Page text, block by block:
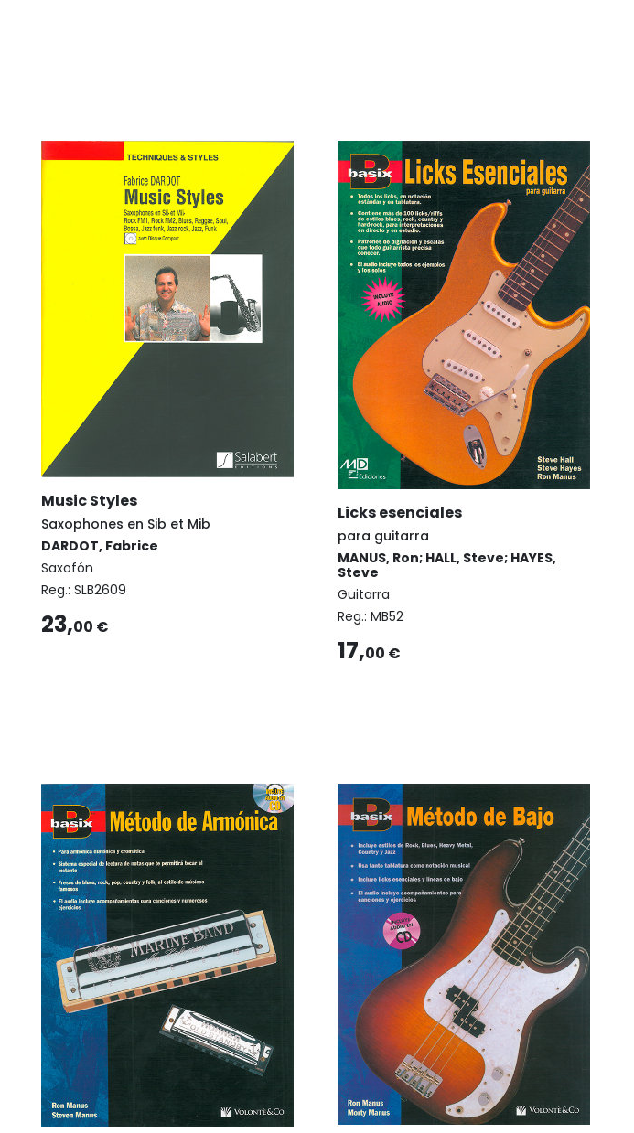
Music Styles
Saxophones en Sib et Mib
DARDOT, Fabrice
Saxofón
Reg.: SLB2609
23,00 €
Licks esenciales
para guitarra
MANUS, Ron; HALL, Steve; HAYES,
Steve
Guitarra
Reg.: MB52
17,00 €